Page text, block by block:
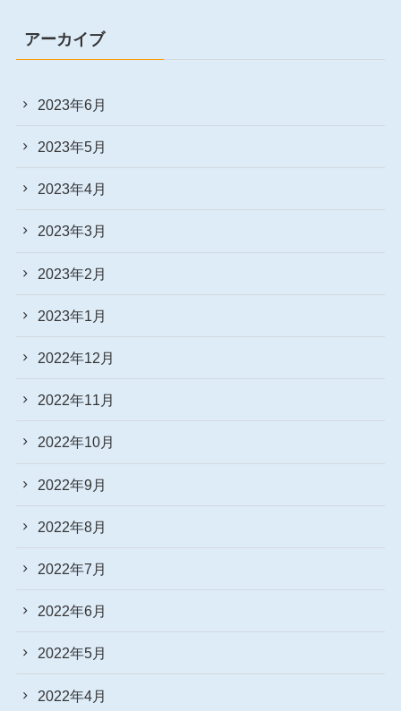
アーカイブ
2023年6月
2023年5月
2023年4月
2023年3月
2023年2月
2023年1月
2022年12月
2022年11月
2022年10月
2022年9月
2022年8月
2022年7月
2022年6月
2022年5月
2022年4月